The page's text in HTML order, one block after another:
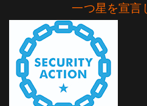
一つ星を宣言